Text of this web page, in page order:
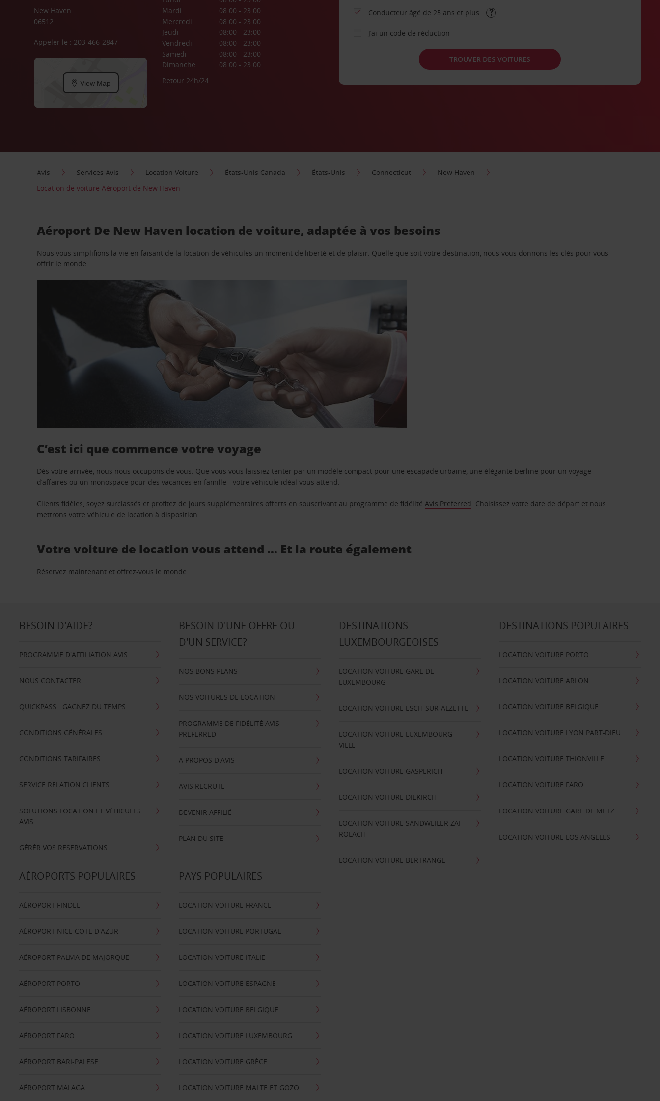
New Haven
06512
Appeler le : 203-466-2847
View Map
Mardi
08:00 - 23:00
Mercredi
08:00 - 23:00
Jeudi
08:00 - 23:00
Vendredi
08:00 - 23:00
Samedi
08:00 - 23:00
Dimanche
08:00 - 23:00
Retour 24h/24
Conducteur âgé de 25 ans et plus
J’ai un code de réduction
TROUVER DES VOITURES
Avis Services Avis Location Voiture États-Unis Canada États-Unis Connecticut
New Haven
Location de voiture Aéroport de New Haven
Aéroport De New Haven location de voiture, adaptée à vos besoins
Nous vous simplifions la vie en faisant de la location de véhicules un moment de liberté et de plaisir. Quelle que soit votre destination, nous vous donnons les clés pour vous
offrir le monde.
C’est ici que commence votre voyage
Dès votre arrivée, nous nous occupons de vous. Que vous vous laissiez tenter par un modèle compact pour une escapade urbaine, une élégante berline pour un voyage
d’affaires ou un monospace pour des vacances en famille - votre véhicule idéal vous attend.
Clients fidèles, soyez surclassés et profitez de jours supplémentaires offerts en souscrivant au programme de fidélitéAvis Preferred. Choisissez votre date de départ et nous
mettrons votre véhicule de location à disposition.
Votre voiture de location vous attend … Et la route également
Réservez maintenant et offrez-vous le monde.
BESOIN D'AIDE?
PROGRAMME D'AFFILIATION AVIS
NOUS CONTACTER
QUICKPASS : GAGNEZ DU TEMPS
CONDITIONS GÉNÉRALES
CONDITIONS TARIFAIRES
SERVICE RELATION CLIENTS
SOLUTIONS LOCATION ET VÉHICULES
AVIS
GÉRÉR VOS RESERVATIONS
BESOIN D'UNE OFFRE OU
D'UN SERVICE?
NOS BONS PLANS
NOS VOITURES DE LOCATION
PROGRAMME DE FIDÉLITÉ AVIS
PREFERRED
A PROPOS D'AVIS
AVIS RECRUTE
DEVENIR AFFILIÉ
PLAN DU SITE
DESTINATIONS
LUXEMBOURGEOISES
LOCATION VOITURE GARE DE
LUXEMBOURG
LOCATION VOITURE ESCH-SUR-ALZETTE
LOCATION VOITURE LUXEMBOURG-
VILLE
LOCATION VOITURE GASPERICH
LOCATION VOITURE DIEKIRCH
LOCATION VOITURE SANDWEILER ZAI
ROLACH
LOCATION VOITURE BERTRANGE
DESTINATIONS POPULAIRES
LOCATION VOITURE PORTO
LOCATION VOITURE ARLON
LOCATION VOITURE BELGIQUE
LOCATION VOITURE LYON PART-DIEU
LOCATION VOITURE THIONVILLE
LOCATION VOITURE FARO
LOCATION VOITURE GARE DE METZ
LOCATION VOITURE LOS ANGELES
AÉROPORTS POPULAIRES
AÉROPORT FINDEL
AÉROPORT NICE CÖTE D'AZUR
AÉROPORT PALMA DE MAJORQUE
AÉROPORT PORTO
AÉROPORT LISBONNE
AÉROPORT FARO
AÉROPORT BARI-PALESE
AÉROPORT MALAGA
PAYS POPULAIRES
LOCATION VOITURE FRANCE
LOCATION VOITURE PORTUGAL
LOCATION VOITURE ITALIE
LOCATION VOITURE ESPAGNE
LOCATION VOITURE BELGIQUE
LOCATION VOITURE LUXEMBOURG
LOCATION VOITURE GRÈCE
LOCATION VOITURE MALTE ET GOZO